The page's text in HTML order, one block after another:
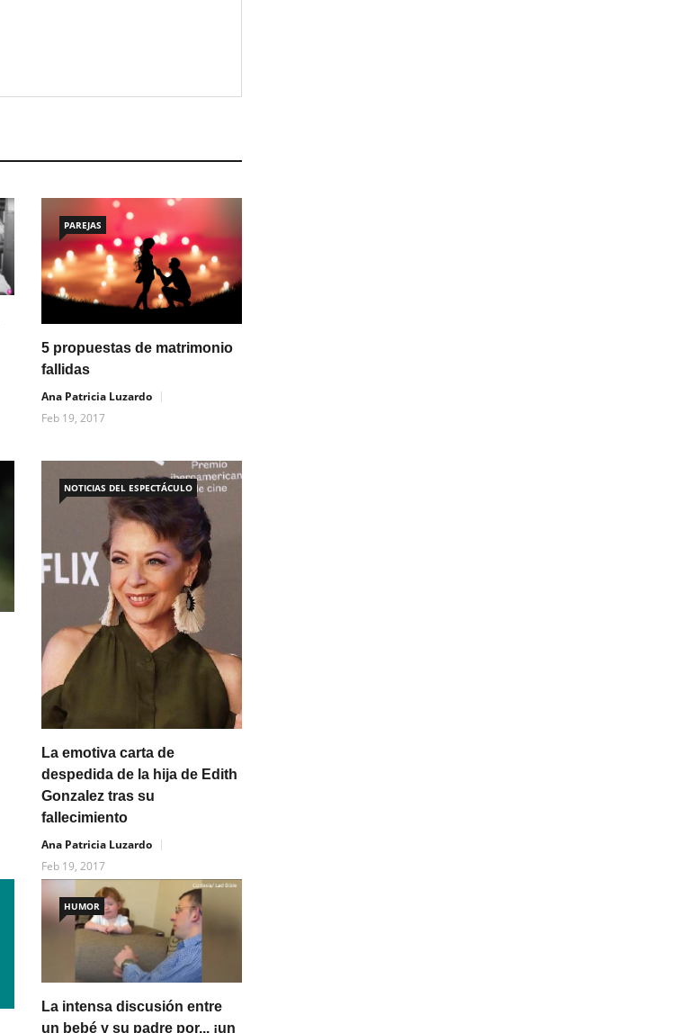
PAREJAS
5 propuestas de matrimonio
fallidas
Ana Patricia Luzardo
Feb 19, 2017
NOTICIAS DEL ESPECTÁCULO
La emotiva carta de
despedida de la hija de Edith
Gonzalez tras su
fallecimiento
Ana Patricia Luzardo
Feb 19, 2017
HUMOR
La intensa discusión entre
un bebé y su padre por... ¡un